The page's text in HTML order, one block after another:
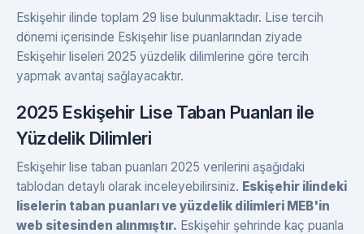
Eskişehir ilinde toplam 29 lise bulunmaktadır. Lise tercih
dönemi içerisinde Eskişehir lise puanlarından ziyade
Eskişehir liseleri 2025 yüzdelik dilimlerine göre tercih
yapmak avantaj sağlayacaktır.
2025 Eskişehir Lise Taban Puanları ile
Yüzdelik Dilimleri
Eskişehir lise taban puanları 2025 verilerini aşağıdaki
tablodan detaylı olarak inceleyebilirsiniz. Eskişehir ilindeki
liselerin taban puanları ve yüzdelik dilimleri MEB'in
web sitesinden alınmıştır. Eskişehir şehrinde kaç puanla